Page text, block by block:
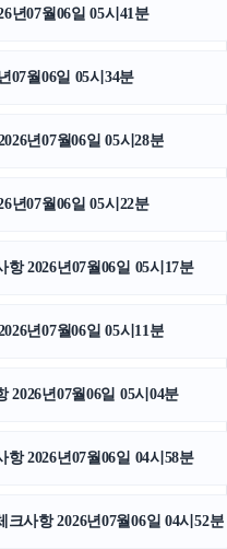
용산하수구막힘
남양주변호사
강아지파양
용인변호사
용인변호사
수원형사변호사
년07월06일 05시41분
07월06일 05시34분
년07월06일 05시28분
년07월06일 05시22분
2026년07월06일 05시17분
년07월06일 05시11분
년07월06일 05시04분
2026년07월06일 04시58분
사항 2026년07월06일 04시52분